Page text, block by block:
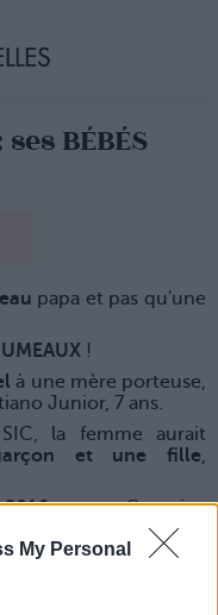
My Personal
BÉBÉS
papa et pas qu'une
!
à une mère porteuse,
Junior, 7 ans.
la femme aurait
et une fille,
2016avec Georgina
déjà une grossesse à